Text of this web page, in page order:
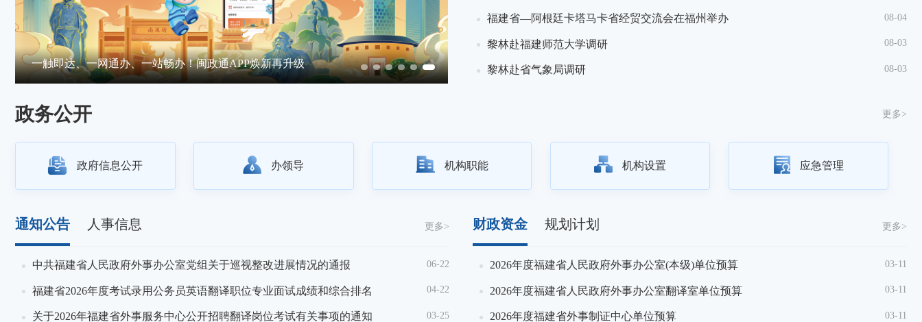
黎林赴福建师范大学调研 黎林赴省气象局调研 越南
省领导赴泉州调研推进厦漳泉城际铁路R1线建设管理工作 08-07
省公安厅党委传达学习贯彻省委十一届十次全会精神 08-07
福建省第十一届红十字应急救护大赛在榕举办 08-07
福建省—阿根廷卡塔马卡省经贸交流会在福州举办 08-04
黎林赴福建师范大学调研 08-03
黎林赴省气象局调研 08-03
政务公开 更多>
政府信息公开 办领导 机构职能 机构设置 应急管理
通知公告 人事信息 更多>
中共福建省人民政府外事办公室党组关于巡视整改进展情况的通报 06-22
福建省2026年度考试录用公务员英语翻译职位专业面试成绩和综合排名 04-22
关于2026年福建省外事服务中心公开招聘翻译岗位考试有关事项的通知 03-25
2026年福建省外事制证中心公开招聘工作人员拟聘人选公示
2026年福建省外事服务中心公开招聘工作人员拟聘人选公示
福建省2026年度考试录用公务员（含参公人员）拟录用人员名单公示
中
福
关
财政资金 规划计划 更多>
2026年度福建省人民政府外事办公室(本级)单位预算 03-11
2026年度福建省人民政府外事办公室翻译室单位预算 03-11
2026年度福建省外事制证中心单位预算 03-11